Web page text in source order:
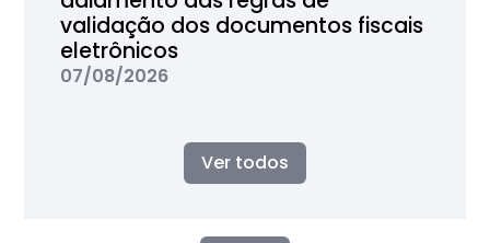
validação dos documentos fiscais
eletrônicos
07/08/2026
Ver todos